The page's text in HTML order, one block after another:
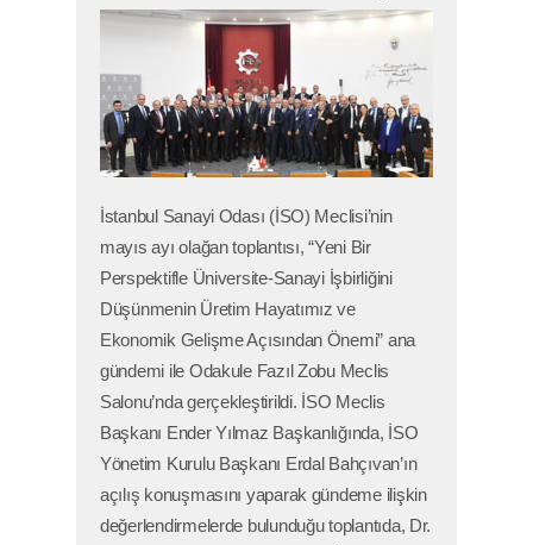
İstanbul Sanayi Odası (İSO) Meclisi’nin
mayıs ayı olağan toplantısı, “Yeni Bir
Perspektifle Üniversite-Sanayi İşbirliğini
Düşünmenin Üretim Hayatımız ve
Ekonomik Gelişme Açısından Önemi” ana
gündemi ile Odakule Fazıl Zobu Meclis
Salonu’nda gerçekleştirildi. İSO Meclis
Başkanı Ender Yılmaz Başkanlığında, İSO
Yönetim Kurulu Başkanı Erdal Bahçıvan’ın
açılış konuşmasını yaparak gündeme ilişkin
değerlendirmelerde bulunduğu toplantıda, Dr.